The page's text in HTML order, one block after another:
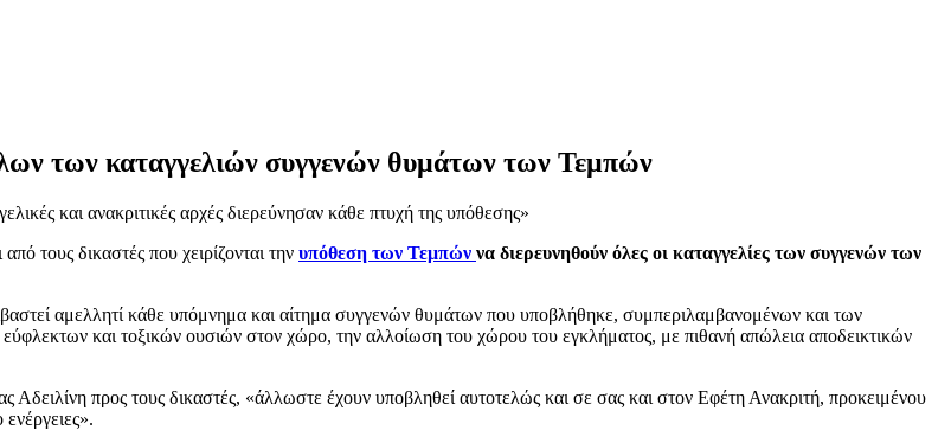
των καταγγελιών συγγενών θυμάτων των Τεμπών
και ανακριτικές αρχές διερεύνησαν κάθε πτυχή της υπόθεσης»
τους δικαστές που χειρίζονται την υπόθεση των Τεμπών να διερευνηθούν όλες οι καταγγελίες των συγγενών των
αμελλητί κάθε υπόμνημα και αίτημα συγγενών θυμάτων που υποβλήθηκε, συμπεριλαμβανομένων και των
και τοξικών ουσιών στον χώρο, την αλλοίωση του χώρου του εγκλήματος, με πιθανή απώλεια αποδεικτικών
προς τους δικαστές, «άλλωστε έχουν υποβληθεί αυτοτελώς και σε σας και στον Εφέτη Ανακριτή, προκειμένου